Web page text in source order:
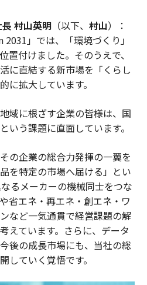
村山英明（以下、 村山）：
」では、「環境づくり」
置付けました。そのうえで、
に直結する新市場を「くらし
に拡大しています。
域に根ざす企業の皆様は、国
いう課題に直面しています。
の企業の総合力発揮の一翼を
を特定の市場へ届ける」とい
るメーカーの機械同士をつな
省エネ・再エネ・創エネ・ワ
など一気通貫で経営課題の解
えています。さらに、データ
後の成長市場にも、当社の総
していく覚悟です。